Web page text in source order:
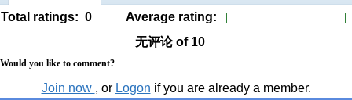
Total ratings: 0
Average rating:
无评论of 10
Would you like to comment?
Join now , or Logon if you are already a member.